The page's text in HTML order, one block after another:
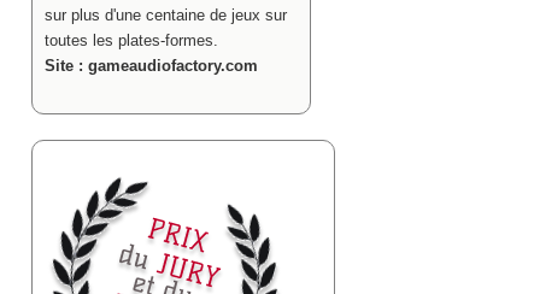
sur plus d'une centaine de jeux sur
toutes les plates-formes.
Site : gameaudiofactory.com